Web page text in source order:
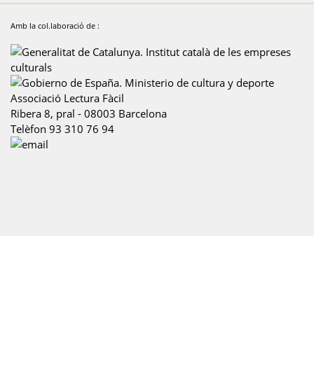
Amb la col.laboració de :
Associació Lectura Fàcil
Ribera 8, pral - 08003 Barcelona
Telèfon 93 310 76 94